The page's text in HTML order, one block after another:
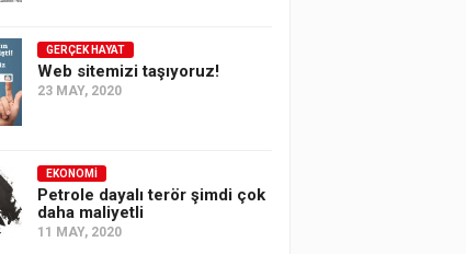
GERÇEK HAYAT
Web sitemizi taşıyoruz!
23 MAY, 2020
EKONOMI
Petrole dayalı terör şimdi çok
daha maliyetli
11 MAY, 2020